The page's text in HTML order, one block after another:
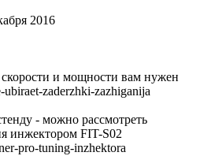
2016
скорости и мощности вам нужен
zaderzhki-zazhiganija
- можно рассмотреть
инжектором FIT-S02
pro-tuning-inzhektora